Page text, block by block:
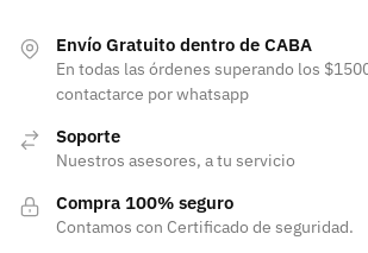
Envío Gratuito dentro de CABA
En todas las órdenes superando los
contactarce por whatsapp
Soporte
Nuestros asesores, a tu servicio
Compra 100% seguro
Contamos con Certificado de seguridad.